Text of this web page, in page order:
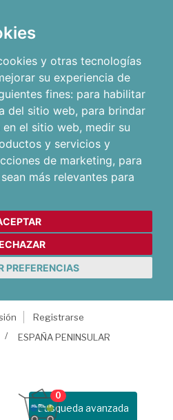
y otras tecnologías
su experiencia de
fines: para habilitar
del sitio web, para brindar
en el sitio web, medir su
y servicios y
de marketing, para
más relevantes para
PREFERENCIAS
Registrarse
ESPAÑA PENINSULAR
Busqueda avanzada
0